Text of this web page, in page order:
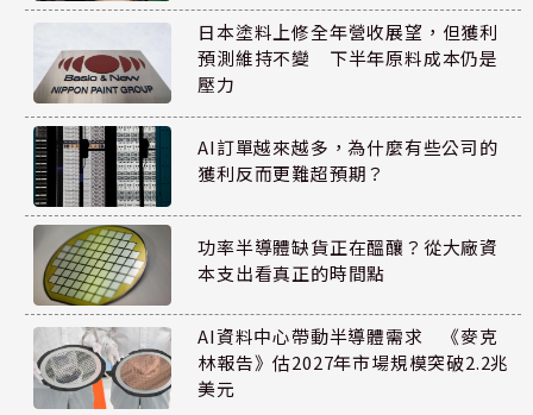
日本塗料上修全年營收展望，但獲利
預測維持不變 下半年原料成本仍是
壓力
AI訂單越來越多，為什麼有些公司的
獲利反而更難超預期？
功率半導體缺貨正在醞釀？從大廠資
本支出看真正的時間點
AI資料中心帶動半導體需求 《麥克
林報告》估2027年市場規模突破2.2兆
美元